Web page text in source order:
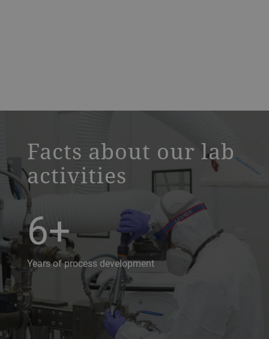
a decorative background image
Facts about our lab
activities
6+
Years of process development